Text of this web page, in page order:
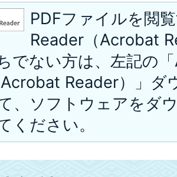
PDFファイルを閲
Reader（Acrobat
でない方は、左記の
Reader）」ダ
、ソフトウェアをダ
ください。